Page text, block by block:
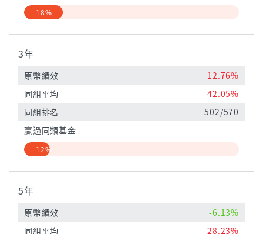
18%
3年
原幣績效
12.76%
同組平均
42.05%
同組排名
502/570
贏過同類基金
12%
5年
原幣績效
-6.13%
同組平均
28.23%